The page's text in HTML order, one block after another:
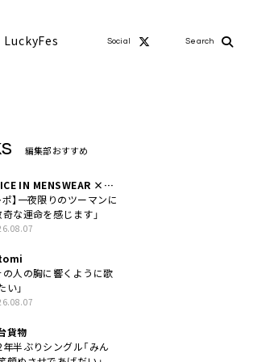
LuckyFes Social Search
編集部おすすめ
IN MENSWEAR ×
ポ】一夜限りのツーマンに
奇な運命を感じます」
の人の胸に響くように歌
い」
貨物
半ぶりシングル「みん